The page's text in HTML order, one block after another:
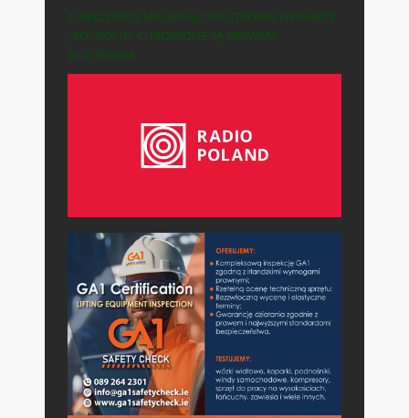
© WSZYSTKIE MATERIAŁY NA STRONIE WYDAWCY
„POLSKA-IE” CHRONIONE SĄ PRAWEM
AUTORSKIM.